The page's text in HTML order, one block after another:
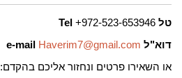
טל
Tel
דוא"ל
e-mail Haverim7@gmail.com
או השאירו פרטים ונחזור אליכם בהקדם: